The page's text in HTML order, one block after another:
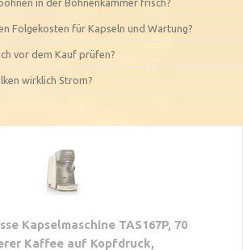
in der Bohnenkammer frisch?
Folgekosten für Kapseln und Wartung?
vor dem Kauf prüfen?
wirklich Strom?
Kapselmaschine TAS167P, 70
Kaffee auf Kopfdruck,